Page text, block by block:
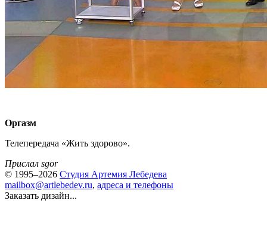
Оргазм
Телепередача «Жить здорово».
Прислал sgor
© 1995–2026 Студия Артемия Лебедева
mailbox@artlebedev.ru, адреса и телефоны
Заказать дизайн...